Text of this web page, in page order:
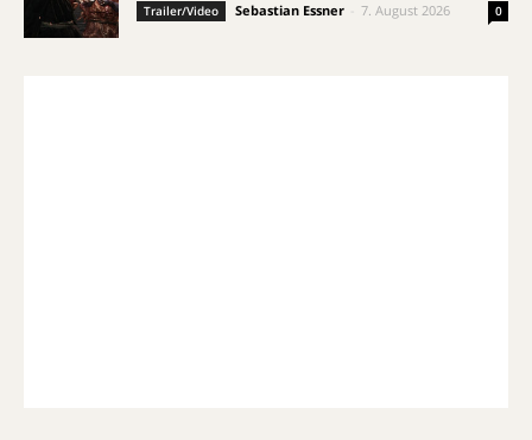
Trailer/Video Sebastian Essner 7. August 2026 0